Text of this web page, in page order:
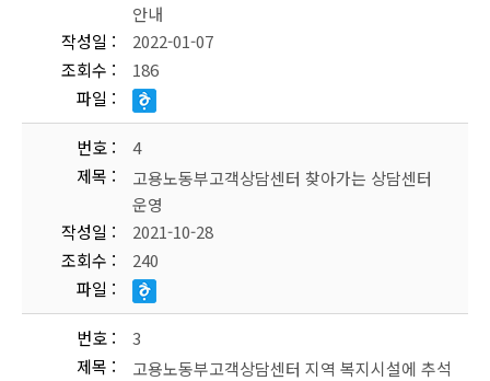
안내
작성일
2022-01-07
조회수
186
파일
번호
4
제목
고용노동부고객상담센터 찾아가는 상담센터
운영
작성일
2021-10-28
조회수
240
파일
번호
3
제목
고용노동부고객상담센터 지역 복지시설에 추석